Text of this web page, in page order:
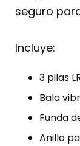
seguro
Incluye:
3 pilas
Bala
Funda
Anillo